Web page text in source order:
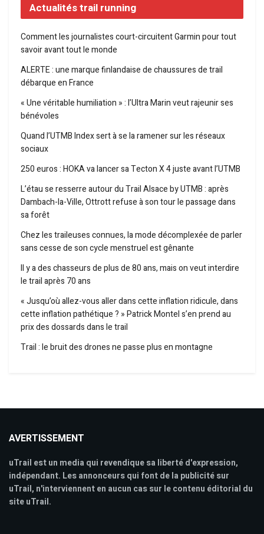
Actualités trail running
Comment les journalistes court-circuitent Garmin pour tout
savoir avant tout le monde
ALERTE : une marque finlandaise de chaussures de trail
débarque en France
« Une véritable humiliation » : l’Ultra Marin veut rajeunir ses
bénévoles
Quand l’UTMB Index sert à se la ramener sur les réseaux
sociaux
250 euros : HOKA va lancer sa Tecton X 4 juste avant l’UTMB
L’étau se resserre autour du Trail Alsace by UTMB : après
Dambach-la-Ville, Ottrott refuse à son tour le passage dans
sa forêt
Chez les traileuses connues, la mode décomplexée de parler
sans cesse de son cycle menstruel est gênante
Il y a des chasseurs de plus de 80 ans, mais on veut interdire
le trail après 70 ans
« Jusqu’où allez-vous aller dans cette inflation ridicule, dans
cette inflation pathétique ? » Patrick Montel s’en prend au
prix des dossards dans le trail
Trail : le bruit des drones ne passe plus en montagne
AVERTISSEMENT
uTrail est un media qui revendique sa liberté d'expression,
indépendant. Les annonceurs qui font de la publicité sur
uTrail, n'interviennent en aucun cas sur le contenu éditorial du
site uTrail.